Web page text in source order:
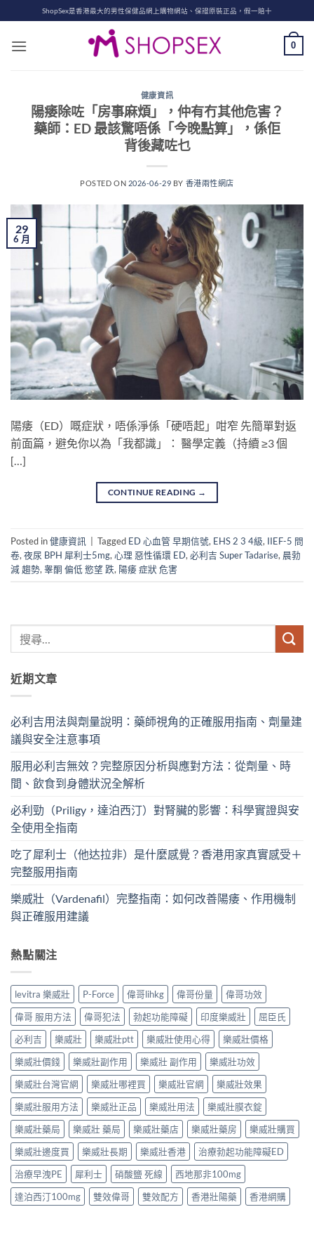
to
content
ShopSex是香港最大的男性保健品網上購物網站、保證原裝正品，假一賠十
0
健康資訊
陽痿除咗「房事麻煩」，仲有冇其他危害？
藥師：ED 最該驚唔係「今晚點算」，係佢
背後藏咗乜
POSTED ON 2026-06-29 BY 香港兩性網店
29
6 月
陽痿（ED）嘅症狀，唔係淨係「硬唔起」咁窄 先簡單對返
前面篇，避免你以為「我都識」： 醫學定義（持續 ≥3 個
[…]
CONTINUE READING →
Posted in健康資訊 Tagged ED 心血管 早期信號, EHS 2 3 4級, IIEF-5 問
卷, 夜尿 BPH 犀利士5mg, 心理 惡性循環 ED, 必利吉 Super Tadarise, 晨勃
減 趨勢, 睾酮 偏低 慾望 跌, 陽痿 症狀 危害
近期文章
必利吉用法與劑量說明：藥師視角的正確服用指南、劑量建
議與安全注意事項
服用必利吉無效？完整原因分析與應對方法：從劑量、時
間、飲食到身體狀況全解析
必利勁（Priligy，達泊西汀）對腎臟的影響：科學實證與安
全使用全指南
吃了犀利士（他达拉非）是什麼感覺？香港用家真實感受＋
完整服用指南
樂威壯（Vardenafil）完整指南：如何改善陽痿、作用機制
與正確服用建議
熱點關注
levitra 樂威壯 P-Force 偉哥lihkg 偉哥份量
偉哥功效
偉哥 服用方法
偉哥犯法 勃起功能障礙 印度樂威壯
屈臣氏
必利吉
樂威壯 樂威壯ptt 樂威壯使用心得
樂威壯價格
樂威壯價錢
樂威壯副作用 樂威壯 副作用
樂威壯功效
樂威壯台灣官網
樂威壯哪裡買 樂威壯官網
樂威壯效果
樂威壯服用方法
樂威壯正品 樂威壯用法
樂威壯膜衣錠
樂威壯藥局
樂威壯 藥局 樂威壯藥店 樂威壯藥房
樂威壯購買
樂威壯邊度買
樂威壯長期 樂威壯香港
治療勃起功能障礙ED
治療早洩PE
犀利士 硝酸鹽 死線
西地那非100mg
達泊西汀100mg
雙效偉哥 雙效配方 香港壯陽藥 香港網購